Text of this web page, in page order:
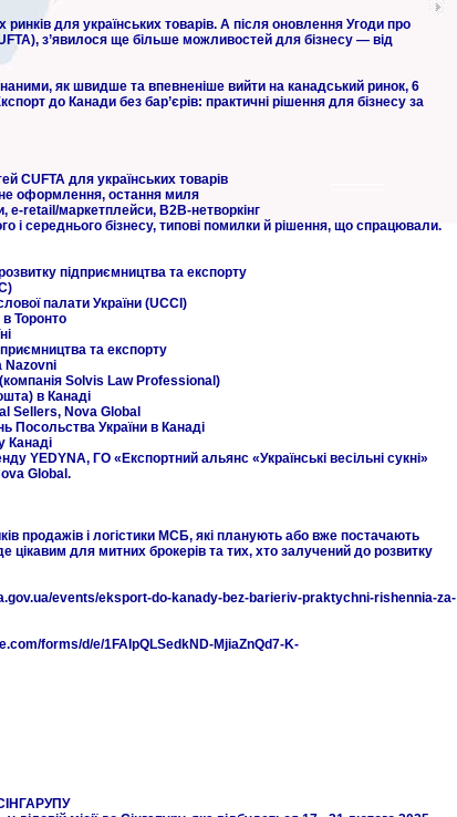
для українських товарів. А після оновлення Угоди про
з’явилося ще більше можливостей для бізнесу — від
як швидше та впевненіше вийти на канадський ринок, 6
до Канади без бар’єрів: практичні рішення для бізнесу за
CUFTA для українських товарів
оформлення, остання миля
e-retail/маркетплейси, В2В-нетворкінг
і середнього бізнесу, типові помилки й рішення, що спрацювали.
підприємництва та експорту
палати України (UCCI)
Торонто
та експорту
Nazovni
Solvis Law Professional)
в Канаді
Sellers, Nova Global
Посольства України в Канаді
Канаді
YEDYNA, ГО «Експортний альянс «Українські весільні сукні»
Global.
продажів і логістики МСБ, які планують або вже постачають
цікавим для митних брокерів та тих, хто залучений до розвитку
events/eksport-do-kanady-bez-barieriv-praktychni-rishennia-za-
forms/d/e/1FAIpQLSedkND-MjiaZnQd7-K-